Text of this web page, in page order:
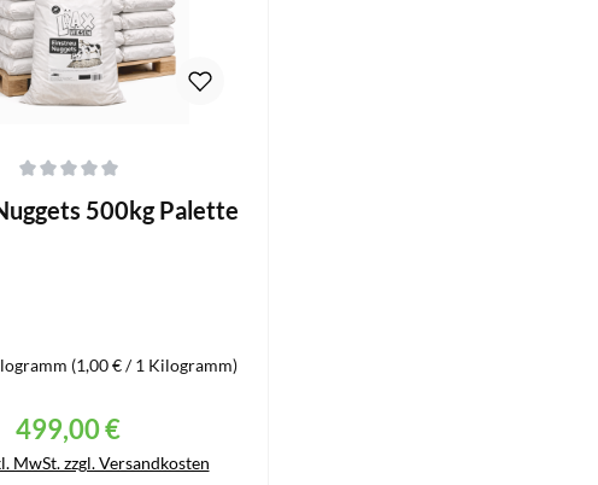
Bewertung von 0 von 5 Sternen
500kg Palette
(1,00 € / 1 Kilogramm)
Regulärer Preis:
499,00 €
MwSt. zzgl. Versandkosten